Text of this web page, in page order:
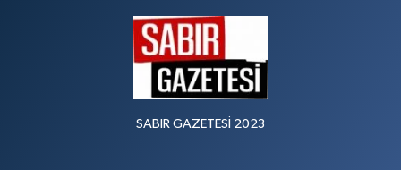
SABIR GAZETESİ 2023